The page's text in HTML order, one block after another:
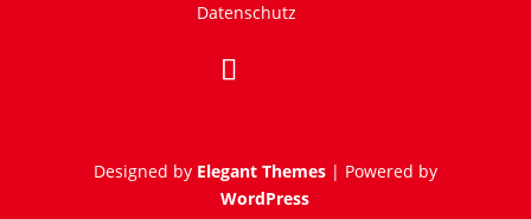
Datenschutz
Designed by Elegant Themes| Powered by
WordPress